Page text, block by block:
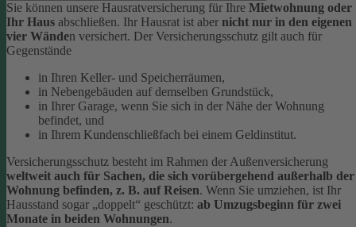
Sie können unsere Hausratversicherung für Ihre Mietwohnung oder
Ihr Haus abschließen. Ihr Hausrat ist aber nicht nur in den eigenen
vier Wänden versichert. Der Versicherungsschutz gilt auch für
Gegenstände
in Ihren Keller- und Speicherräumen,
in Nebengebäuden auf demselben Grundstück,
in Ihrer Garage, wenn Sie sich in der Nähe der Wohnung
befindet, und
in Ihrem Kundenschließfach bei einem Geldinstitut.
Versicherungsschutz besteht im Rahmen der Außenversicherung
weltweit auch für Sachen, die sich vorübergehend außerhalb der
Wohnung befinden, z. B. auf Reisen. Wenn Sie umziehen, ist Ihr
Hausstand sogar „doppelt“ geschützt: ab Umzugsbeginn für zwei
Monate in beiden Wohnungen.